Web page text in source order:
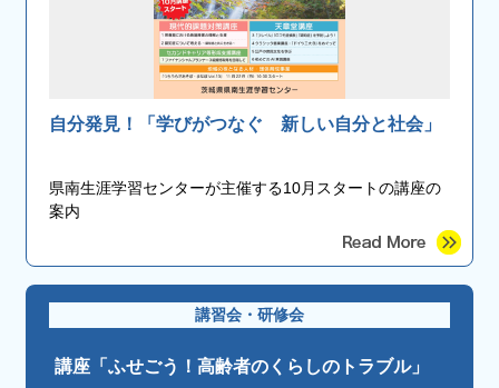
自分発見！「学びがつなぐ 新しい自分と社会」
県南生涯学習センターが主催する10月スタートの講座の
案内
講習会・研修会
講座「ふせごう！高齢者のくらしのトラブル」